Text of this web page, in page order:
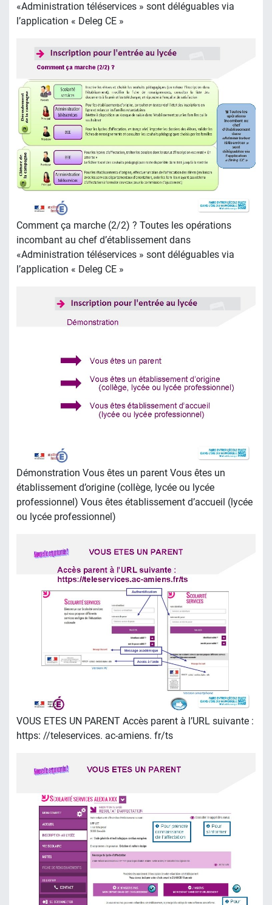
«Administration téléservices » sont déléguables via
l’application « Deleg CE »
Comment ça marche (2/2) ? Toutes les opérations
incombant au chef d’établissement dans
«Administration téléservices » sont déléguables via
l’application « Deleg CE »
Démonstration Vous êtes un parent Vous êtes un
établissement d’origine (collège, lycée ou lycée
professionnel) Vous êtes établissement d’accueil (lycée
ou lycée professionnel)
VOUS ETES UN PARENT Accès parent à l’URL suivante :
https: //teleservices. ac-amiens. fr/ts